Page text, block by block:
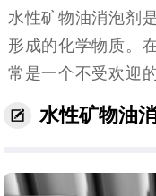
水性矿物油消泡剂
形成的化学物质。
常是一个不受欢迎
油消泡剂的作用原
的重要性。 （水性